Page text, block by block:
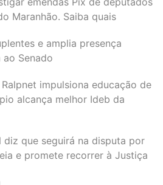
Maranhão. Saiba quais
e amplia presença
Senado
impulsiona educação de
alcança melhor Ideb da
diz que seguirá na disputa por
e promete recorrer à Justiça